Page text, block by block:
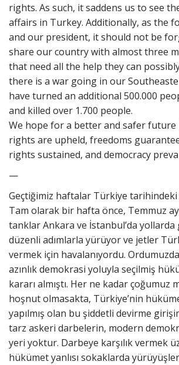
rights. As such, it saddens us to see
affairs in Turkey. Additionally, as the
and our president, it should not be
share our country with almost three
that need all the help they can
there is a war going in our
have turned an additional 500.000
and killed over 1.700 people.
We hope for a better and safer future
rights are upheld, freedoms
rights sustained, and democracy
—
Geçtiğimiz haftalar Türkiye
Tam olarak bir hafta önce, Temmuz
tanklar Ankara ve İstanbul’da
düzenli adımlarla yürüyor ve jetler
vermek için havalanıyordu.
azınlık demokrasi yoluyla seçilmiş
kararı almıştı. Her ne kadar çoğumuz
hoşnut olmasakta, Türkiye’nin
yapılmış olan bu şiddetli devirme
tarz askeri darbelerin, modern
yeri yoktur. Darbeye karşılık vermek
hükümet yanlısı sokaklarda